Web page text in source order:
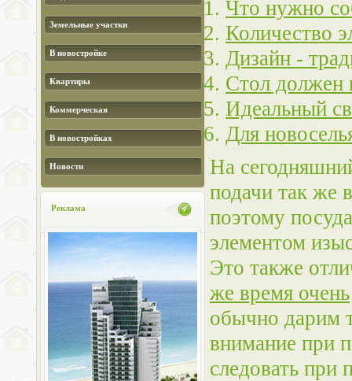
Земельные участки
В новостройке
Квартиры
Коммерческая
В новостройках
Новости
Реклама
Что нужно
Количество
Дизайн -
Стол должен
Идеальный
Для
На
подачи так же
поэтому
элементом
Это также
же время очень
обычно дарим
внимание при
следовать при